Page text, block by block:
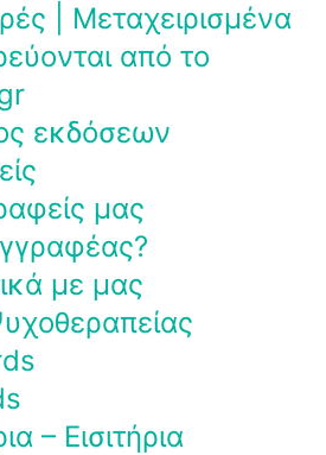
| Μεταχειρισμένα
από το
εκδόσεων
μας
με μας
– Εισιτήρια